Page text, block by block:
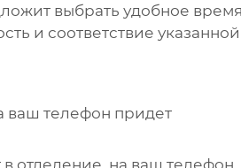
выбрать удобное
и соответствие указанной
ваш телефон придет
в отделение, на ваш телефон